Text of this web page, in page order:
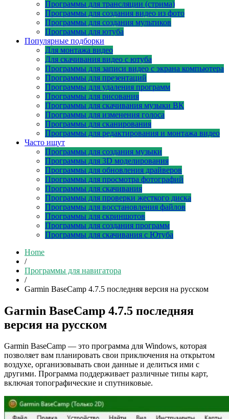
Программы для трансляции (стрима)
Программы для создания видео из фото
Программы для создания мультиков
Программы для ютуба
Популярные подборки
Для монтажа видео
Для скачивания видео с ютуба
Программы для записи видео с экрана компьютера
Программы для презентаций
Программы для удаления программ
Программы для рисования
Программы для скачивания музыки ВК
Программы для изменения голоса
Программы для сканирования
Программы для редактирования и монтажа видео
Часто ищут
Программы для создания музыки
Программы для 3D моделирования
Программы для обновления драйверов
Программы для просмотра фотографий
Программы для скачивания
Программы для проверки жесткого диска
Программы для восстановления файлов
Программы для скриншотов
Программы для создания программ
Программы для скачивания с Ютуба
Home
/
Программы для навигатора
/
Garmin BaseCamp 4.7.5 последняя версия на русском
Garmin BaseCamp 4.7.5 последняя
версия на русском
Garmin BaseCamp — это программа для Windows, которая
позволяет вам планировать свои приключения на открытом
воздухе, организовывать свои данные и делиться ими с
другими. Программа поддерживает различные типы карт,
включая топографические и спутниковые.